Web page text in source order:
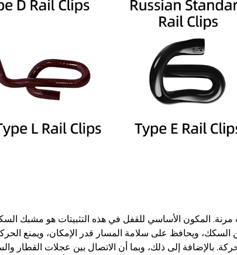
المكون الأساسي للقفل في هذه التثبيتات هو مشبك
ويحافظ على سلامة المسار قدر الإمكان، ويمنع
بالإضافة إلى ذلك، وبما أن الاتصال بين عجلات القطار